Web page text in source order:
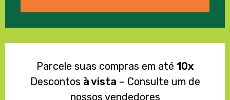
Parcele suas compras em até 10x
Descontos à vista – Consulte um de
nossos vendedores